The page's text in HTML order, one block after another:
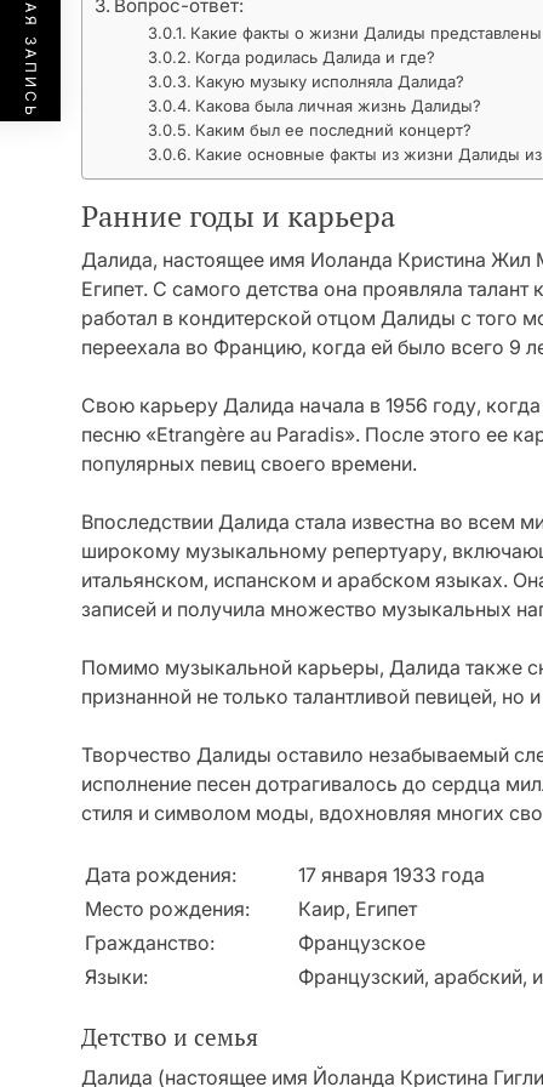
Вопрос-ответ:
Какие факты о жизни Далиды представлены
Когда родилась Далида и где?
Какую музыку исполняла Далида?
Какова была личная жизнь Далиды?
Каким был ее последний концерт?
Какие основные факты из жизни Далиды
Ранние годы и карьера
Далида, настоящее имя Иоланда Кристина Жил
Египет. С самого детства она проявляла
работал в кондитерской отцом Далиды с того
переехала во Францию, когда ей было всего 9
Свою карьеру Далида начала в 1956 году,
песню «Etrangère au Paradis». После этого ее
популярных певиц своего времени.
Впоследствии Далида стала известна во всем
широкому музыкальному репертуару,
итальянском, испанском и арабском языках.
записей и получила множество музыкальных
Помимо музыкальной карьеры, Далида также
признанной не только талантливой певицей, но
Творчество Далиды оставило незабываемый
исполнение песен дотрагивалось до сердца
стиля и символом моды, вдохновляя многих
Дата рождения:
17 января 1933 года
Место рождения:
Каир, Египет
Гражданство:
Французское
Языки:
Французский, арабский,
Детство и семья
Далида (настоящее имя Йоланда Кристина